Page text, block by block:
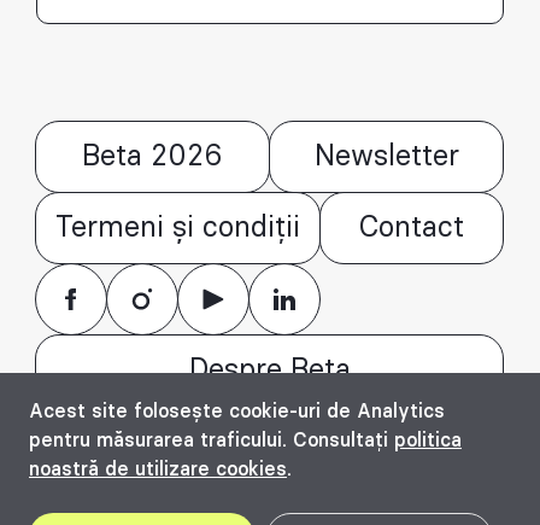
Acest site folosește cookie-uri de Analytics
pentru măsurarea traficului. Consultați politica
noastră de utilizare cookies.
Beta 2026 Newsletter
Termeni și condiții Contact
Despre Beta
© Bienala timișoreană de arhitectură Beta
2016 - 2026. All rights reserved.
Top